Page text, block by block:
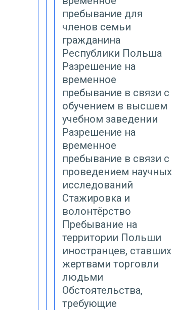
пребывание для
членов семьи
гражданина
Республики Польша
Разрешение на
временное
пребывание в связи с
обучением в высшем
учебном заведении
Разрешение на
временное
пребывание в связи с
проведением научных
исследований
Стажировка и
волонтёрство
Пребывание на
территории Польши
иностранцев, ставших
жертвами торговли
людьми
Обстоятельства,
требующие